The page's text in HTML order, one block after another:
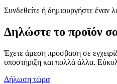
Συνδεθείτε ή δημιουργήστε έναν
Δηλώστε το προϊόν
Έχετε άμεση πρόσβαση σε
υποστήριξη και πολλά άλλα.
Δήλωση τώρα